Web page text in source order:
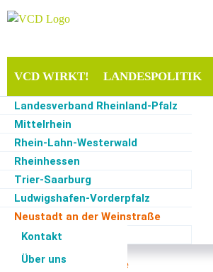
VCD WIRKT! LANDESPOLITIK
Landesverband Rheinland-Pfalz
Mittelrhein
Rhein-Lahn-Westerwald
Rheinhessen
Trier-Saarburg
Ludwigshafen-Vorderpfalz
Neustadt an der Weinstraße
Kontakt
Über uns
Bad Kreuznach
Start ·VCD lokal·Neustadt an der Weinstraße
Zur Zeit keine Termine